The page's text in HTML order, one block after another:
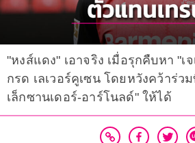
"หงส์แดง" เอาจริง เมื่อรุกคืบหา "เ
กรด เลเวอร์คูเซน โดยหวังคว้าร่ว
เล็กซานเดอร์-อาร์โนลด์" ให้ได้